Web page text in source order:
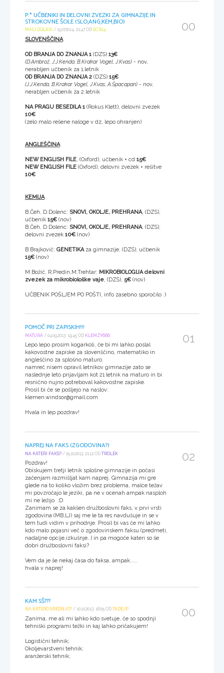
P:* UČBENIKI IN DELOVNI ZVEZKI ZA GIMNAZIJE IN
STROKOVNE ŠOLE (SLO,ANG,KEM,BIO)
MALI OGLASI / 15.07.2014, 21:47 OD SCR14
SLOVENŠČINA
OD BRANJA DO ZNANJA 1 (DZS) 13€
(D.Ambrož, J.J.Kenda, B.Krakar Vogel, J.Kvas) - nov,
nerabljen učbenik za 1.letnik
OD BRANJA DO ZNANJA 2 (DZS) 15€
(J.J.Kenda, B.Krakar Vogel, J.Kvas, A.Špacapan) - nov,
nerabljen učbenik za 2.letnik
NA PRAGU BESEDILA 1 (Rokus Klett), delovni zvezek
10€
(zelo malo rešene naloge v dz, lepo ohranjen)
ANGLEŠČINA
NEW ENGLISH FILE , (Oxford), učbenik + cd 15€
NEW ENGLISH FILE (Oxford), delovni zvezek + rešitve
10€
KEMIJA
B.Čeh, D.Dolenc: SNOVI, OKOLJE, PREHRANA, (DZS),
učbenik 15€ (nov)
B.Čeh, D.Dolenc: SNOVI, OKOLJE, PREHRANA, (DZS),
delovni zvezek 10€ (nov)
B.Brajkovič: GENETIKAza gimnazije, (DZS), učbenik
15€ (nov)
M.Božič, R.Predin,M.Trehtar: MIKROBIOLOGIJA delovni
zvezek za mikrobiološke vaje , (DZS), 5€ (nov)
UČBENIK POŠLJEM PO POŠTI, info zasebno sporočilo :)
00
POMOČ PRI ZAPISKIH!!!
MATURA / 04.09.2013, 19:45 OD KLEMZY666
Lepo lepo prosim kogarkoli, če bi mi lahko poslal
kakovostne zapiske za slovenščino, matematiko in
angleščino za splošno maturo.
namreč nisem opravil letnikov gimnazije zato se
naslednje leto prijavljam kot 21 letnik na maturo in bi
resnično nujno potreboval kakovostne zapiske.
Prosil bi če se pošljejo na naslov:
klemen.windsor@gmail.com
Hvala in lep pozdrav!
01
NAPREJ NA FAKS (ZGODOVINA?)
NA KATERI FAKS? / 05.10.2013, 21:12 OD TROLEK
Pozdrav!
Obiskujem tretji letnik splošne gimnazije in počasi
začenjam razmišljat kam naprej. Gimnazija mi gre
glede na to koliko vložim brez problema, malce težav
mi povzročajo le jeziki, pa ne v ocenah ampak nasploh
mi ne ležijo :D
Zanimam se za kakšen družboslovni faks, v prvi vrsti
zgodovina (MB,LJ) saj me le ta res navdušuje in se v
tem tudi vidim v prihodnje. Prosil bi vas če mi lahko
kdo malo pojasni več o zgodovinskem faksu (predmeti,
nadaljne opcije,izkušnje..) in pa mogoče kateri so še
dobri družboslovni faksi?
Vem da je še nekaj časa do faksa, ampak.....
hvala v naprej!
02
KAM SŠ???
NA KATERO SREDNJO? / 10.10.2013, 16:05 OD TADEJP
Zanima, me ali mi lahko kdo svetuje, če so spodnji
tehniški programi težki in kaj lahko pričakujem!
Logistični tehnik;
Okoljevarstveni tehnik;
aranžerski tehnik;
00